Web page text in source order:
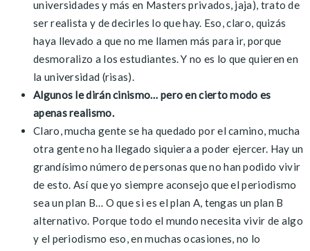
universidades y más en Masters privados, jaja), trato de
ser realista y de decirles lo que hay. Eso, claro, quizás
haya llevado a que no me llamen más para ir, porque
desmoralizo a los estudiantes. Y no es lo que quieren en
la universidad (risas).
Algunos le dirán cinismo… pero en cierto modo es
apenas realismo.
Claro, mucha gente se ha quedado por el camino, mucha
otra gente no ha llegado siquiera a poder ejercer. Hay un
grandísimo número de personas que no han podido vivir
de esto. Así que yo siempre aconsejo que el periodismo
sea un plan B… O que si es el plan A, tengas un plan B
alternativo. Porque todo el mundo necesita vivir de algo
y el periodismo eso, en muchas ocasiones, no lo